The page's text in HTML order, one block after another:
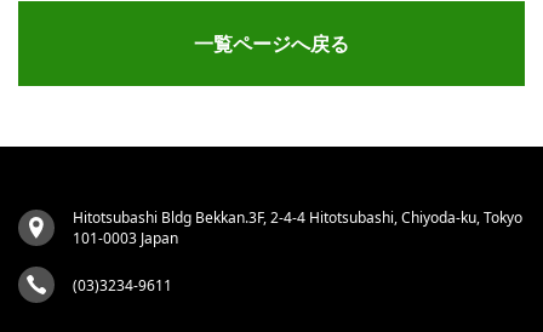
一覧ページへ戻る
Hitotsubashi Bldg Bekkan.3F, 2-4-4 Hitotsubashi, Chiyoda-ku, Tokyo
101-0003 Japan
(03)3234-9611